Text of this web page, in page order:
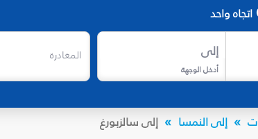
اتجاه واحد
إلى
أدخل الوجهة
المغادرة
إلى النمسا إلى سالزبورغ